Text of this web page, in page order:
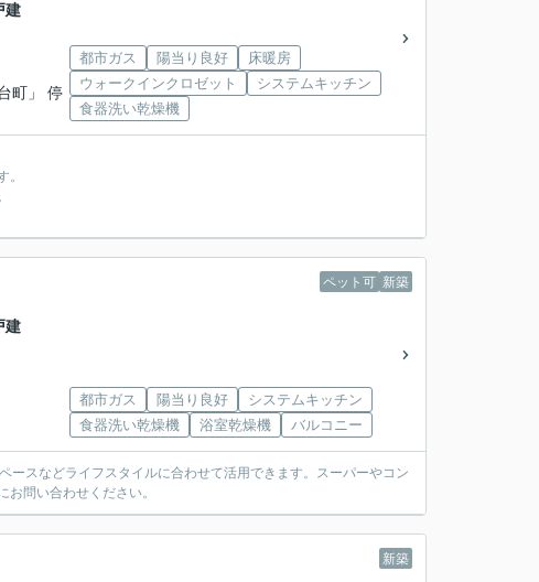
建
町」 停
都市ガス 陽当り良好
床暖房
ウォークインクロゼット
システムキッチン
食器洗い乾燥機
。
ペット可 新築
建
都市ガス 陽当り良好
システムキッチン
食器洗い乾燥機
浴室乾燥機 バルコニー
スなどライフスタイルに合わせて活用できます。スーパーやコン
問い合わせください。
新築